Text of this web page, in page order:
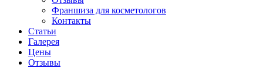
Франшиза для косметологов
Контакты
Статьи
Галерея
Цены
Отзывы